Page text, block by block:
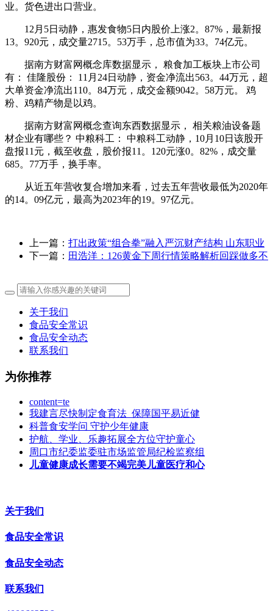
业。货色进出口营业。
12月5日动静，惠发食物5日内股价上涨2。87%，最新报
13。920元，成交量2715。53万手，总市值为33。74亿元。
据南方财富网概念库数据显示， 粮食加工板块上市公司
有： 佳隆股份： 11月24日动静，资金净流出563。44万元，超
大单资金净流出110。84万元，成交金额9042。58万元。 鸡
粉、鸡精产物是以鸡。
据南方财富网概念查询东西数据显示， 相关粮油设备题
材企业有哪些？ 中粮科工： 中粮科工动静，10月10日该股开
盘报11元，截至收盘，股价报11。120元涨0。82%，成交量
685。77万手，换手率。
从近五年营收复合增加来看，过去五年营收最低为2020年
的14。09亿元，最高为2023年的19。97亿元。
上一篇： 打出政策“组合拳”融入严沉财产结构 山东职业
下一篇： 田浩洋：126黄金下周行情策略解析回踩做多不
关于我们
食品安全常识
食品安全动态
联系我们
为你推荐
content=te
我建言尽快制定食育法 保障国平易近健
科普食安学问 守护少年健康
护航、学业、乐趣拓展全方位守护童心
周口市纪委监委驻市场监管局纪检监察组
儿童健康成长需要不竭完美儿童医疗和心
关于我们
食品安全常识
食品安全动态
联系我们